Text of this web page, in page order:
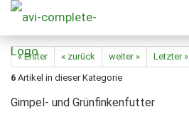
« Erster « zurück weiter »
Letzter »
6 Artikel in dieser Kategorie
Gimpel- und Grünfinkenfutter